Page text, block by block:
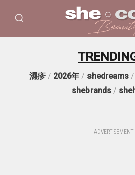
濕疹 / 2026年 / shedreams /
shebrands/
ADVERTISEMENT